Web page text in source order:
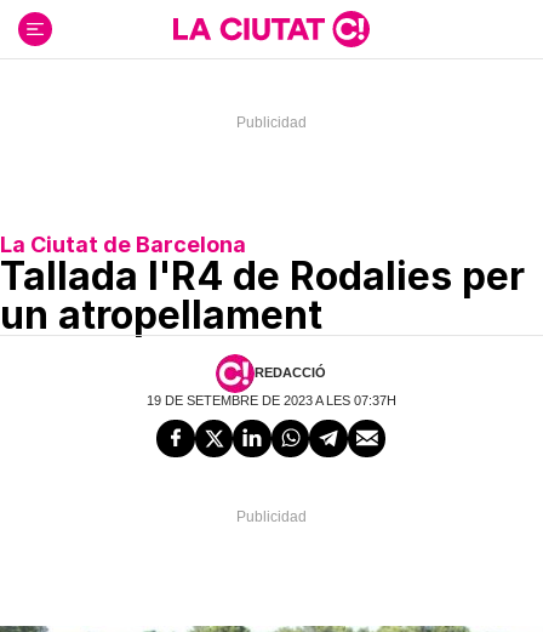
contenido
La Ciutat de Barcelona
Tallada l'R4 de Rodalies per
un atropellament
REDACCIÓ
19 DE SETEMBRE DE 2023 A LES 07:37H